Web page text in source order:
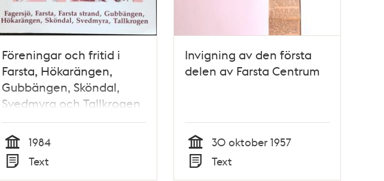
Föreningar och fritid i
Farsta, Hökarängen,
Gubbängen, Sköndal,
Svedmyra och Tallkrogen
Tid
1984
Typ
Text
Invigning av den första
delen av Farsta Centrum
Tid
30 oktober 1957
Typ
Text